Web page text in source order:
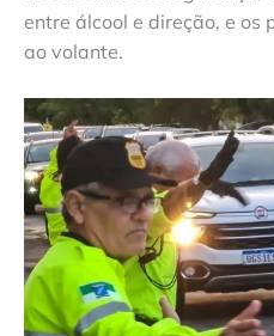
entre álcool e direção, e os
ao volante.